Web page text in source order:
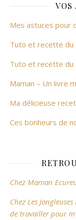
VOS
Mes astuces pour
Tuto et recette du
Tuto et recette
Maman – Un livre
Ma délicieuse
Ces bonheurs de
Chez Maman
Chez Les
de travailler pour